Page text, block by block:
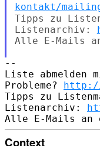
kontakt/
Tipps zu
Listenarchiv:
Alle E-Mails
--
Liste abmelden
Probleme?
Tipps zu
Listenarchiv:
Context